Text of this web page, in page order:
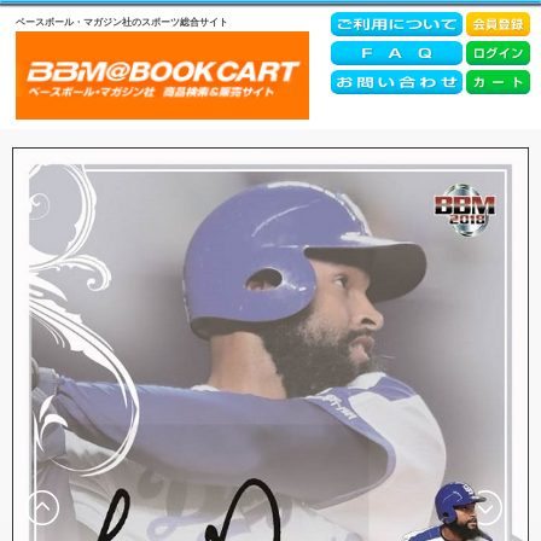
ベースボール・マガジン社のスポーツ総合サイト